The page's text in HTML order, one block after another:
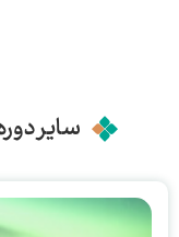
سایر